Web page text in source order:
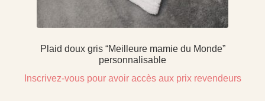
Plaid doux gris “Meilleure mamie du Monde”
personnalisable
Inscrivez-vous pour avoir accès aux prix revendeurs